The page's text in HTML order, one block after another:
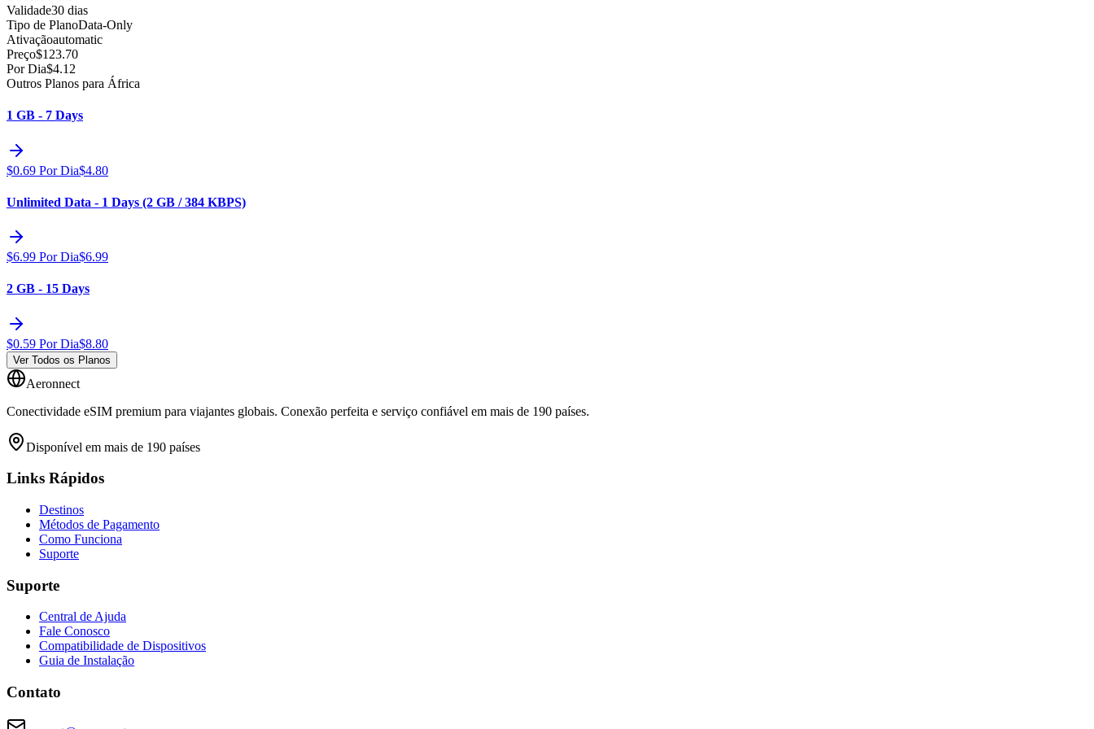
Validade30 dias
Tipo de PlanoData-Only
Ativaçãoautomatic
Preço$123.70
Por Dia$4.12
Outros Planos para África
1 GB - 7 Days
$0.69 Por Dia$4.80
Unlimited Data - 1 Days (2 GB / 384 KBPS)
$6.99 Por Dia$6.99
2 GB - 15 Days
$0.59 Por Dia$8.80
Ver Todos os Planos
Aeronnect
Conectividade eSIM premium para viajantes globais. Conexão perfeita e serviço confiável em mais de 190 países.
Disponível em mais de 190 países
Links Rápidos
Destinos
Métodos de Pagamento
Como Funciona
Suporte
Suporte
Central de Ajuda
Fale Conosco
Compatibilidade de Dispositivos
Guia de Instalação
Contato